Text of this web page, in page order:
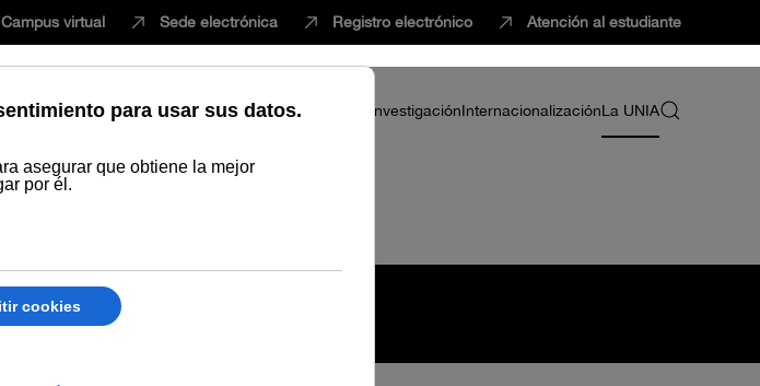
Campus virtual Sede electrónica Registro electrónico Atención al estudiante
EstudiarInnovaciónVida universitariaProfesorado InvestigaciónInternacionalizaciónLa UNIA